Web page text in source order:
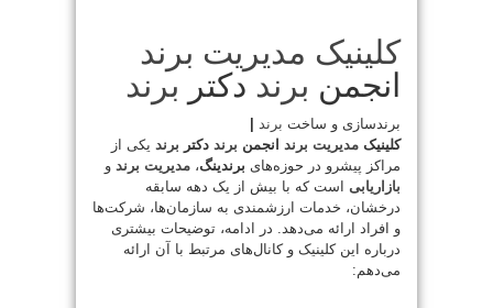
کلینیک مدیریت برند
انجمن برند دکتر برند
برندسازی و ساخت برند
کلینیک مدیریت برند انجمن برند دکتر برند یکی از
مراکز پیشرو در حوزه‌های برندینگ، مدیریت برند و
بازاریابی است که با بیش از یک دهه سابقه
درخشان، خدمات ارزشمندی به سازمان‌ها، شرکت‌ها
و افراد ارائه می‌دهد. در ادامه، توضیحات بیشتری
درباره این کلینیک و کانال‌های مرتبط با آن ارائه
می‌دهم: